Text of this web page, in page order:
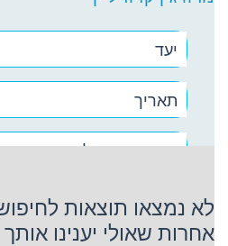
יעד
תאריך
נורוויג'ן קרוז ליין
לא נמצאו תוצאות
אחרות שאולי יענינו אותך